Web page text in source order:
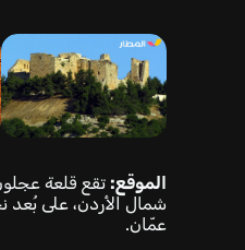
الموقع: تقع قلعة
عمّان.